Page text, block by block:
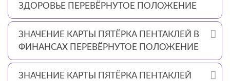
ЗДОРОВЬЕ ПЕРЕВЁРНУТОЕ ПОЛОЖЕНИЕ
ЗНАЧЕНИЕ КАРТЫ ПЯТЁРКА ПЕНТАКЛЕЙ В
ФИНАНСАХ ПЕРЕВЁРНУТОЕ ПОЛОЖЕНИЕ
ЗНАЧЕНИЕ КАРТЫ ПЯТЁРКА ПЕНТАКЛЕЙ